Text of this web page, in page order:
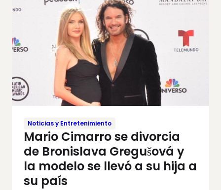
Noticias y Entretenimiento
Mario Cimarro se divorcia
de Bronislava Gregušová y
la modelo se llevó a su hija a
su país